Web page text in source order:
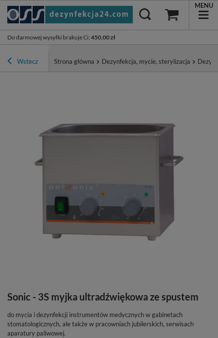
Do darmowej wysyłki brakuje Ci: 450,00 zł
MENU
Wstecz Strona główna Dezynfekcja, mycie, sterylizacja
Sonic - 3S myjka ultradźwiękowa ze spustem
do mycia i dezynfekcji instrumentów medycznych w gabinetach
stomatologicznych, ale także w pracowniach jubilerskich, serwisach
aparatury paliwowej.